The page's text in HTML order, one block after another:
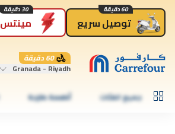
توصيل سريع
60 دقيقة
مينتس
30 دقيقة
60 دقيقة
Granada - Riyadh
جميع الفئات أطعمة طازجة